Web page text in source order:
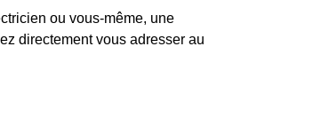
ou vous-même, une
directement vous adresser au